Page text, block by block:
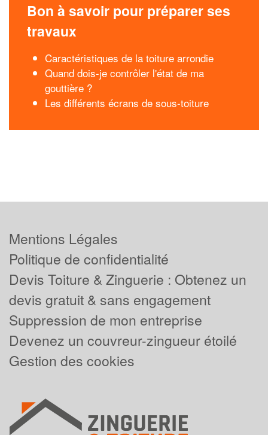
Bon à savoir pour préparer ses
travaux
Caractéristiques de la toiture arrondie
Quand dois-je contrôler l'état de ma
gouttière ?
Les différents écrans de sous-toiture
Mentions Légales
Politique de confidentialité
Devis Toiture & Zinguerie : Obtenez un
devis gratuit & sans engagement
Suppression de mon entreprise
Devenez un couvreur-zingueur étoilé
Gestion des cookies